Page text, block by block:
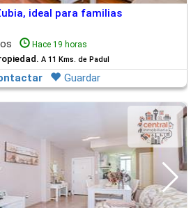
ideal para familias
Hace 19 horas
A 11 Kms. de Padul
Guardar